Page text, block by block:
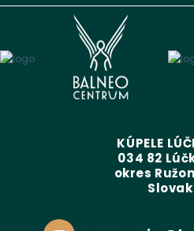
KÚPELE
034 82
okres